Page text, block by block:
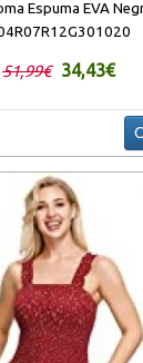
Espuma EVA
51,99€ 34,43€